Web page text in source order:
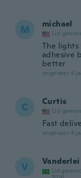
M michael
Lid
The
adhesive
better
ongeveer 4
C Curtis
Lid
Fast
ongeveer 4
V Vanderlei
Lid